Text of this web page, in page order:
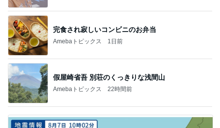
完食され寂しいコンビニのお弁当
Amebaトピックス 1日前
假屋崎省吾 別荘のくっきりな浅間山
Amebaトピックス 22時間前